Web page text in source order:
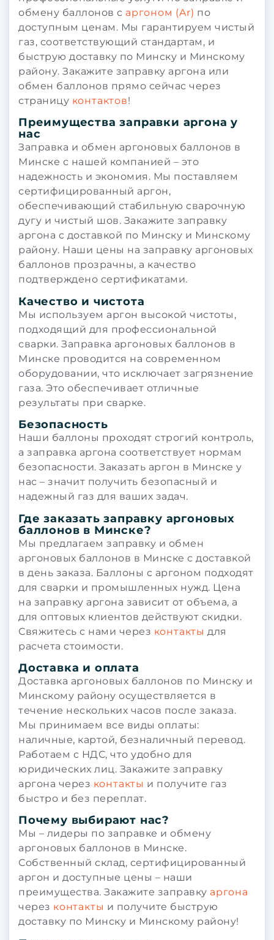
обмену баллонов с аргоном (Ar) по
доступным ценам. Мы гарантируем чистый
газ, соответствующий стандартам, и
быструю доставку по Минску и Минскому
району. Закажите заправку аргона или
обмен баллонов прямо сейчас через
страницу контактов!
Преимущества заправки аргона у
нас
Заправка и обмен аргоновых баллонов в
Минске с нашей компанией – это
надежность и экономия. Мы поставляем
сертифицированный аргон,
обеспечивающий стабильную сварочную
дугу и чистый шов. Закажите заправку
аргона с доставкой по Минску и Минскому
району. Наши цены на заправку аргоновых
баллонов прозрачны, а качество
подтверждено сертификатами.
Качество и чистота
Мы используем аргон высокой чистоты,
подходящий для профессиональной
сварки. Заправка аргоновых баллонов в
Минске проводится на современном
оборудовании, что исключает загрязнение
газа. Это обеспечивает отличные
результаты при сварке.
Безопасность
Наши баллоны проходят строгий контроль,
а заправка аргона соответствует нормам
безопасности. Заказать аргон в Минске у
нас – значит получить безопасный и
надежный газ для ваших задач.
Где заказать заправку аргоновых
баллонов в Минске?
Мы предлагаем заправку и обмен
аргоновых баллонов в Минске с доставкой
в день заказа. Баллоны с аргоном подходят
для сварки и промышленных нужд. Цена
на заправку аргона зависит от объема, а
для оптовых клиентов действуют скидки.
Свяжитесь с нами через контакты для
расчета стоимости.
Доставка и оплата
Доставка аргоновых баллонов по Минску и
Минскому району осуществляется в
течение нескольких часов после заказа.
Мы принимаем все виды оплаты:
наличные, картой, безналичный перевод.
Работаем с НДС, что удобно для
юридических лиц. Закажите заправку
аргона через контакты и получите газ
быстро и без переплат.
Почему выбирают нас?
Мы – лидеры по заправке и обмену
аргоновых баллонов в Минске.
Собственный склад, сертифицированный
аргон и доступные цены – наши
преимущества. Закажите заправку аргона
через контакты и получите быструю
доставку по Минску и Минскому району!